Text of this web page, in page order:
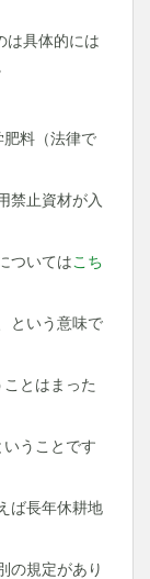
具体的には
料（法律で
止資材が入
いてはこち
という意味で
とはまった
うことです
ば長年休耕地
規定があり